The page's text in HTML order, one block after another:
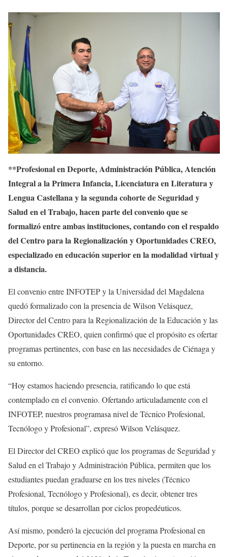
**Profesional en Deporte, Administración Pública, Atención
Integral a la Primera Infancia, Licenciatura en Literatura y
Lengua Castellana y la segunda cohorte de Seguridad y
Salud en el Trabajo, hacen parte del convenio que se
formalizó entre ambas instituciones, contando con el respaldo
del Centro para la Regionalización y Oportunidades CREO,
especializado en educación superior en la modalidad virtual y
a distancia.
El convenio entre INFOTEP y la Universidad del Magdalena
quedó formalizado con la presencia de Wilson Velásquez,
Director del Centro para la Regionalización de la Educación y las
Oportunidades CREO, quien confirmó que el propósito es ofertar
programas pertinentes, con base en las necesidades de Ciénaga y
su entorno.
“Hoy estamos haciendo presencia, ratificando lo que está
contemplado en el convenio. Ofertando articuladamente con el
INFOTEP, nuestros programasa nivel de Técnico Profesional,
Tecnólogo y Profesional”, expresó Wilson Velásquez.
El Director del CREO explicó que los programas de Seguridad y
Salud en el Trabajo y Administración Pública, permiten que los
estudiantes puedan graduarse en los tres niveles (Técnico
Profesional, Tecnólogo y Profesional), es decir, obtener tres
títulos, porque se desarrollan por ciclos propedéuticos.
Así mismo, ponderó la ejecución del programa Profesional en
Deporte, por su pertinencia en la región y la puesta en marcha en